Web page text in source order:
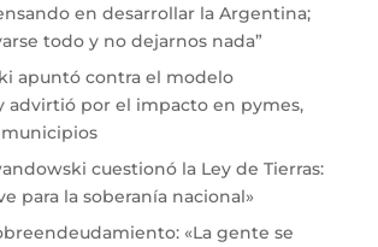
en desarrollar la Argentina;
todo y no dejarnos nada”
apuntó contra el modelo
advirtió por el impacto en pymes,
cuestionó la Ley de Tierras:
para la soberanía nacional»
«La gente se